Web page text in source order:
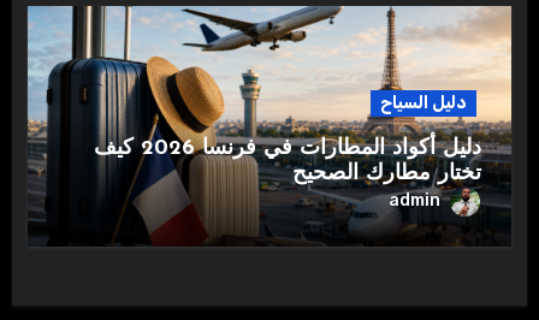
دليل السياح
دليل أكواد المطارات في فرنسا 2026 كيف
تختار مطارك الصحيح
admin